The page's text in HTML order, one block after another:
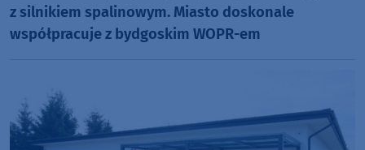
z silnikiem spalinowym. Miasto doskonale
współpracuje z bydgoskim WOPR-em